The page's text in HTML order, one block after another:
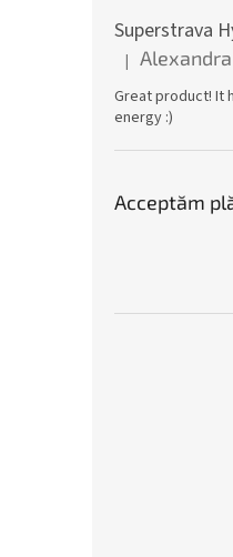
Ratingul
|
Great product! It
energy :)
Acceptăm